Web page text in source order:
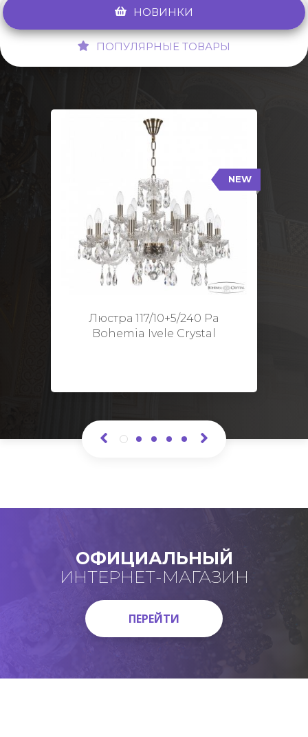
НОВИНКИ
ПОПУЛЯРНЫЕ ТОВАРЫ
NEW
Люстра 117/10+5/240 Pa
Bohemia Ivele Crystal
117/10+5/240 Pa
Тип: Стеклянный рожок
Цвет арматуры: Патина/
Кол-во ламп: 15
Диаметр: 70 см
ОФИЦИАЛЬНЫЙ
ИНТЕРНЕТ-МАГАЗИН
ПЕРЕЙТИ
ПЕРЕЙТИ